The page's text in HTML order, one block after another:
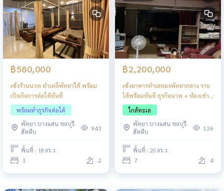
฿580,000
เซ้งร้านนวด ทำเลดีพัทยาใต้ พร้อม
เปิดกิจการต่อได้ทันที
พร้อมทำธุรกิจต่อได้
พัทยา บางแสน ชลบุรี
สัตหีบ
943
พื้นที่ : 18 ตร.ว.
1 2
฿2,200,000
เซ้งอาคารทำเลทองพัทยากลาง ราย
ได้พร้อมทันที ธุรกิจนวด + ห้องเช่า
ผู้เช่าเต็มทุกห้อง ลงทุนครั้งเดียวรับ
กระแสเงินสดต่อเนื่อง
ใกล้ทะเล
พัทยา บางแสน ชลบุรี
สัตหีบ
126
พื้นที่ : 20 ตร.ว.
7 4